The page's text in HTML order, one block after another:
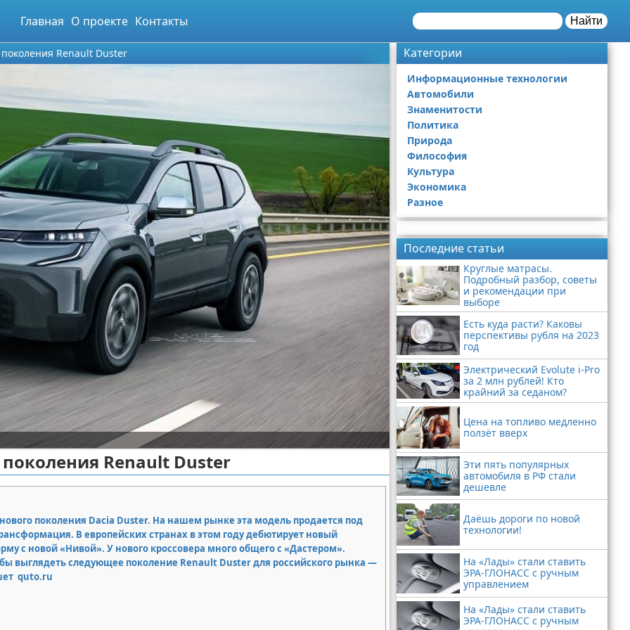
Главная О проекте Контакты Найти
Renault Duster
Renault Duster
поколения Dacia Duster. На нашем рынке эта модель продается под
В европейских странах в этом году дебютирует новый
с новой «Нивой». У нового кроссовера много общего с «Дастером».
выглядеть следующее поколение Renault Duster для российского рынка —
quto.ru
Категории
Информационные технологии
Автомобили
Знаменитости
Политика
Природа
Философия
Культура
Экономика
Разное
Последние статьи
Круглые матрасы.
Подробный разбор, советы
и рекомендации при
выборе
Есть куда расти? Каковы
перспективы рубля на 2023
год
Электрический Evolute i-Pro
за 2 млн рублей! Кто
крайний за седаном?
Цена на топливо медленно
ползёт вверх
Эти пять популярных
автомобиля в РФ стали
дешевле
Даёшь дороги по новой
технологии!
На «Лады» стали ставить
ЭРА-ГЛОНАСС с ручным
управлением
На «Лады» стали ставить
ЭРА-ГЛОНАСС с ручным